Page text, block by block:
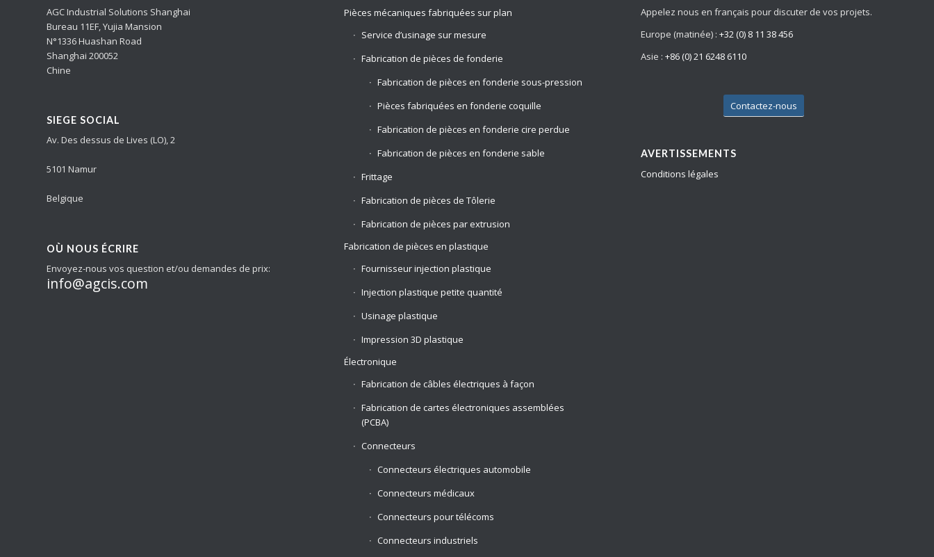
AGC Industrial Solutions Shanghai
Bureau 11EF, Yujia Mansion
N°1336 Huashan Road
Shanghai 200052
Chine
SIEGE SOCIAL
Av. Des dessus de Lives (LO), 2
5101 Namur
Belgique
OÙ NOUS ÉCRIRE
Envoyez-nous vos question et/ou demandes de prix:
info@agcis.com
Pièces mécaniques fabriquées sur plan
Service d’usinage sur mesure
Fabrication de pièces de fonderie
Fabrication de pièces en fonderie sous-pression
Pièces fabriquées en fonderie coquille
Fabrication de pièces en fonderie cire perdue
Fabrication de pièces en fonderie sable
Frittage
Fabrication de pièces de Tôlerie
Fabrication de pièces par extrusion
Fabrication de pièces en plastique
Fournisseur injection plastique
Injection plastique petite quantité
Usinage plastique
Impression 3D plastique
Électronique
Fabrication de câbles électriques à façon
Fabrication de cartes électroniques assemblées
(PCBA)
Connecteurs
Connecteurs électriques automobile
Connecteurs médicaux
Connecteurs pour télécoms
Connecteurs industriels
Appelez nous en français pour discuter de vos projets.
Europe (matinée) :+32 (0) 8 11 38 456
Asie :+86 (0) 21 6248 6110
Contactez-nous
AVERTISSEMENTS
Conditions légales